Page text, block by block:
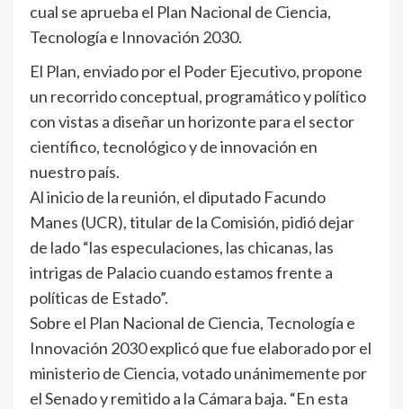
cual se aprueba el Plan Nacional de Ciencia,
Tecnología e Innovación 2030.
El Plan, enviado por el Poder Ejecutivo, propone
un recorrido conceptual, programático y político
con vistas a diseñar un horizonte para el sector
científico, tecnológico y de innovación en
nuestro país.
Al inicio de la reunión, el diputado Facundo
Manes (UCR), titular de la Comisión, pidió dejar
de lado “las especulaciones, las chicanas, las
intrigas de Palacio cuando estamos frente a
políticas de Estado”.
Sobre el Plan Nacional de Ciencia, Tecnología e
Innovación 2030 explicó que fue elaborado por el
ministerio de Ciencia, votado unánimemente por
el Senado y remitido a la Cámara baja. “En esta